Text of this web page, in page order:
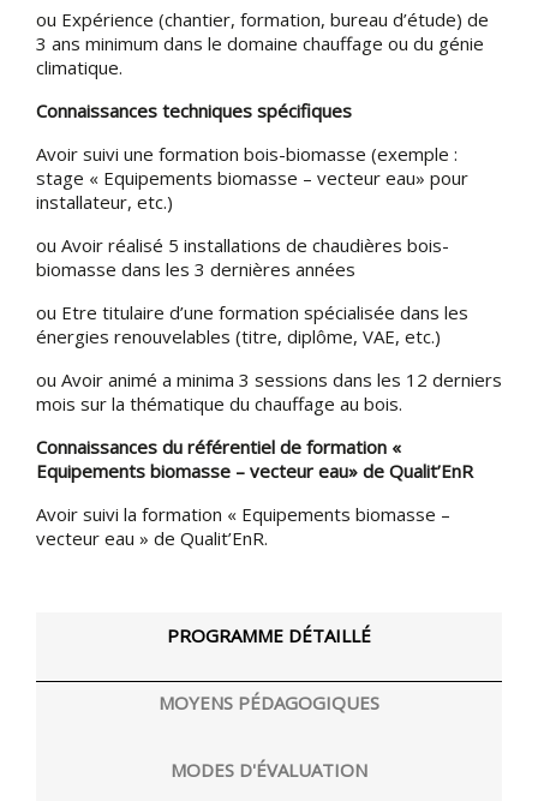
ou Expérience (chantier, formation, bureau d’étude) de
3 ans minimum dans le domaine chauffage ou du génie
climatique.
Connaissances techniques spécifiques
Avoir suivi une formation bois-biomasse (exemple :
stage « Equipements biomasse – vecteur eau» pour
installateur, etc.)
ou Avoir réalisé 5 installations de chaudières bois-
biomasse dans les 3 dernières années
ou Etre titulaire d’une formation spécialisée dans les
énergies renouvelables (titre, diplôme, VAE, etc.)
ou Avoir animé a minima 3 sessions dans les 12 derniers
mois sur la thématique du chauffage au bois.
Connaissances du référentiel de formation «
Equipements biomasse – vecteur eau» de Qualit’EnR
Avoir suivi la formation « Equipements biomasse –
vecteur eau » de Qualit’EnR.
PROGRAMME DÉTAILLÉ
MOYENS PÉDAGOGIQUES
MODES D'ÉVALUATION